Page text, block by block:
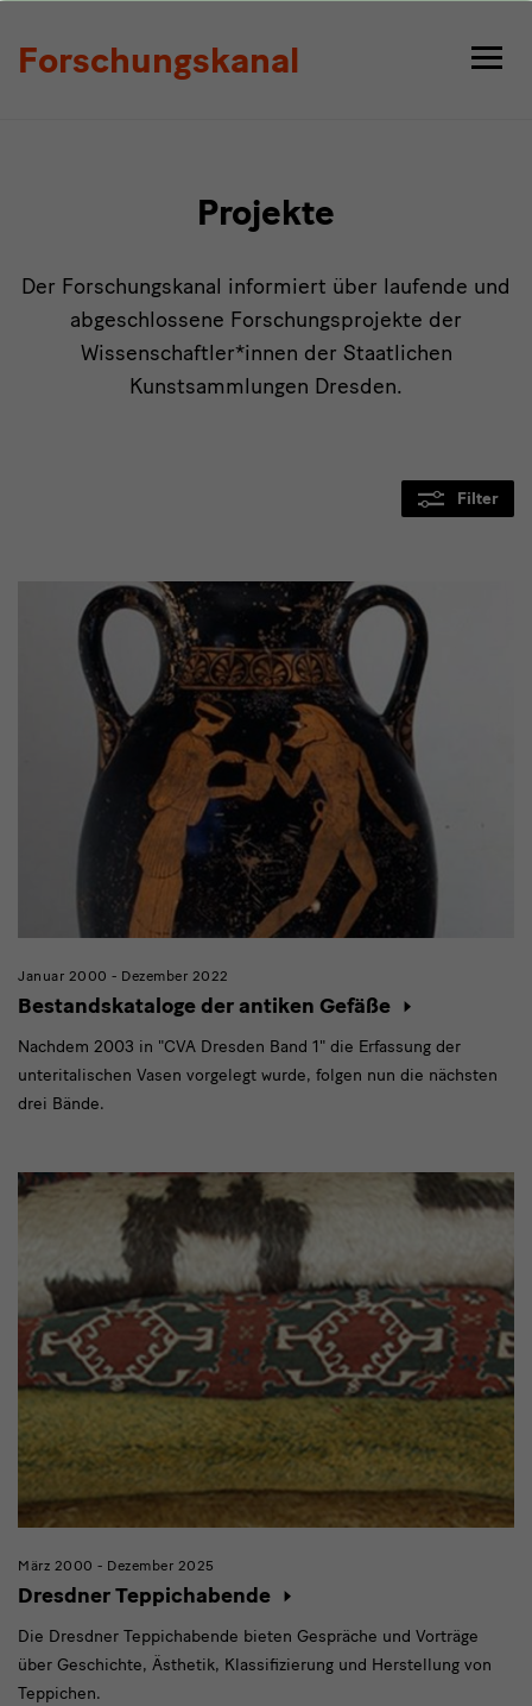
Forschungskanal
Projekte
Der Forschungskanal informiert über laufende und
abgeschlossene Forschungsprojekte der
Wissenschaftler*innen der Staatlichen
Kunstsammlungen Dresden.
Filter
Januar 2000 - Dezember 2022
Bestandskataloge der antiken Gefäße
Nachdem 2003 in "CVA Dresden Band 1" die Erfassung der
unteritalischen Vasen vorgelegt wurde, folgen nun die nächsten
drei Bände.
März 2000 - Dezember 2025
Dresdner Teppichabende
Die Dresdner Teppichabende bieten Gespräche und Vorträge
über Geschichte, Ästhetik, Klassifizierung und Herstellung von
Teppichen.